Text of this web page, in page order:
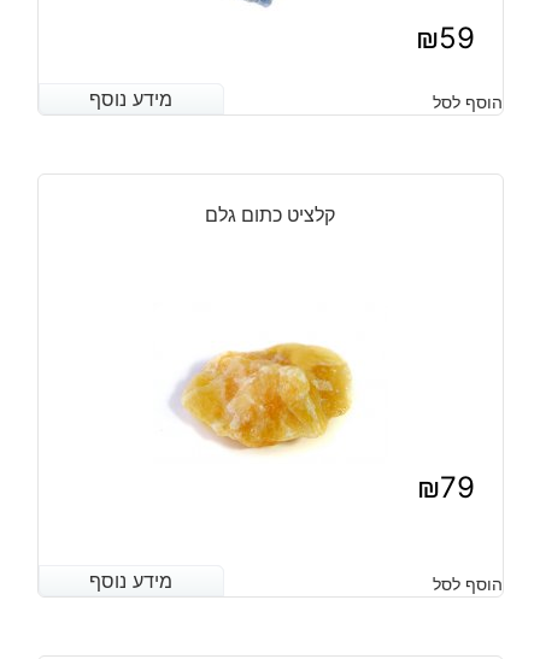
₪59
מידע נוסף הוסף לסל מידע נוסף
קלציט כתום גלם
₪79
מידע נוסף הוסף לסל מידע נוסף